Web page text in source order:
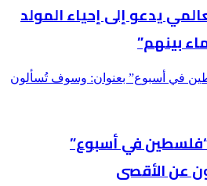
يدعو إلى إحياء المولد
بينهم”
“فلسطين في أسبوع” بعنوان: وسوف تُسألون
مجلة “فلسطين في أسبوع”
عن الأقصى